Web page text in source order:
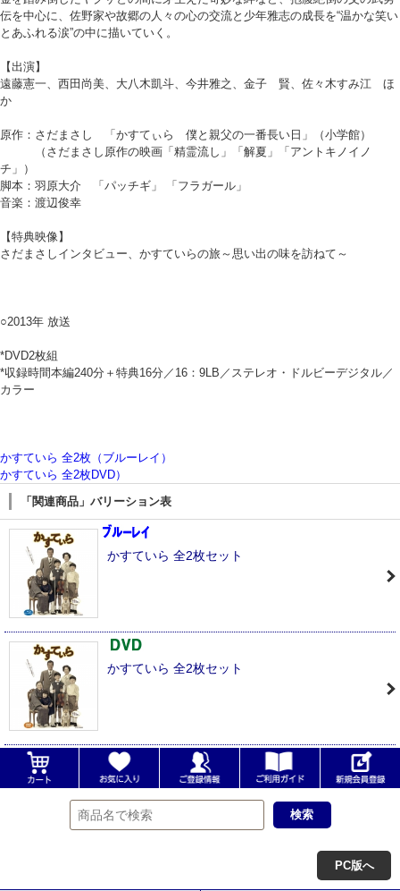
伝を中心に、佐野家や故郷の人々の心の交流と少年雅志の成長を“温かな笑い
とあふれる涙”の中に描いていく。
【出演】
遠藤憲一、西田尚美、大八木凱斗、今井雅之、金子 賢、佐々木すみ江 ほ
か
原作：さだまさし 「かすてぃら 僕と親父の一番長い日」（小学館）
（さだまさし原作の映画「精霊流し」「解夏」「アントキノイノ
チ」）
脚本：羽原大介 「パッチギ」 「フラガール」
音楽：渡辺俊幸
【特典映像】
さだまさしインタビュー、かすていらの旅～思い出の味を訪ねて～
○2013年 放送
*DVD2枚組
*収録時間本編240分＋特典16分／16：9LB／ステレオ・ドルビーデジタル／
カラー
かすていら 全2枚（ブルーレイ）
かすていら 全2枚DVD）
「関連商品」バリーション表
かすていら 全2枚セット
かすていら 全2枚セット
PC版へ